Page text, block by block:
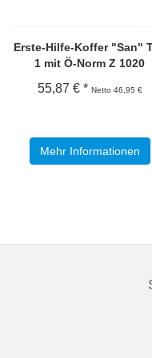
Erste-Hilfe-Koffer "San"
1 mit Ö-Norm Z 1020
55,87 € * Netto 46,95 €
Mehr Informationen